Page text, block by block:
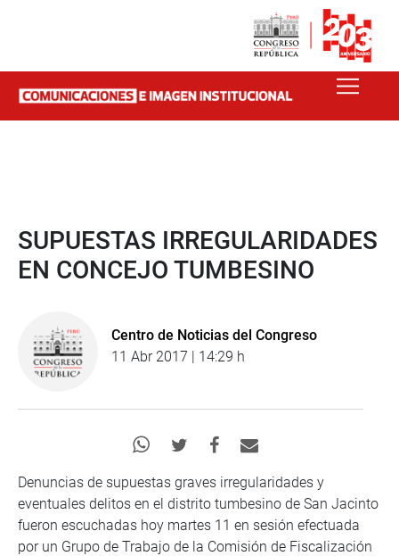
SUPUESTAS IRREGULARIDADES
EN CONCEJO TUMBESINO
Centro de Noticias del Congreso
11 Abr 2017 | 14:29 h
Denuncias de supuestas graves irregularidades y
eventuales delitos en el distrito tumbesino de San Jacinto
fueron escuchadas hoy martes 11 en sesión efectuada
por un Grupo de Trabajo de la Comisión de Fiscalización